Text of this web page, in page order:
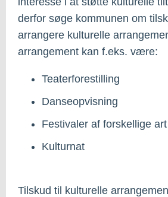
derfor søge kommunen om
arrangere kulturelle
arrangement kan f.eks. være:
Teaterforestilling
Danseopvisning
Festivaler af forskellige art
Kulturnat
Tilskud til kulturelle